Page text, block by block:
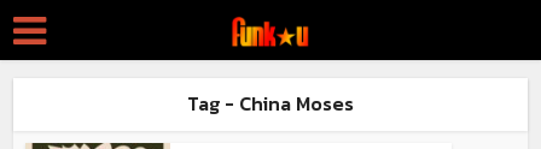
Tag - China Moses